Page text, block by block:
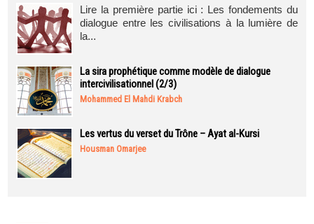
Lire la première partie ici : Les fondements du
dialogue entre les civilisations à la lumière de
la...
La sira prophétique comme modèle de dialogue
intercivilisationnel (2/3)
Mohammed El Mahdi Krabch
Les vertus du verset du Trône – Ayat al-Kursi
Housman Omarjee